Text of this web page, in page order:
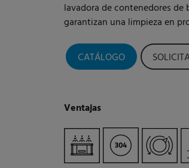
lavadora de contenedores
garantizan una limpieza en
CATÁLOGO
Ventajas